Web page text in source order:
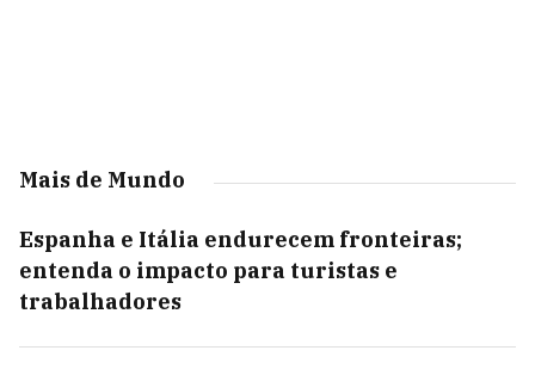
Mais de Mundo
Espanha e Itália endurecem fronteiras;
entenda o impacto para turistas e
trabalhadores